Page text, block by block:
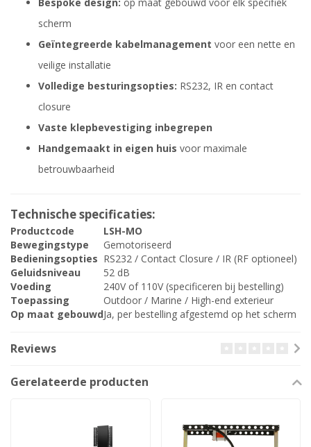
scherm
Geïntegreerde kabelmanagement voor een nette en
veilige installatie
Volledige besturingsopties: RS232, IR en contact
closure
Vaste klepbevestiging inbegrepen
Handgemaakt in eigen huis voor maximale
betrouwbaarheid
Technische specificaties:
Productcode
LSH-MO
Bewegingstype
Gemotoriseerd
Bedieningsopties RS232 / Contact Closure / IR (RF optioneel)
Geluidsniveau
52 dB
Voeding
240V of 110V (specificeren bij bestelling)
Toepassing
Outdoor / Marine / High-end exterieur
Op maat gebouwdJa, per bestelling afgestemd op het scherm
Reviews
Gerelateerde producten